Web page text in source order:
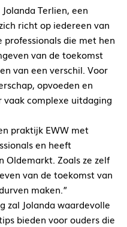
Terlien, een
richt op iedereen van
professionals die met hen
van de toekomst
van een verschil. Voor
opvoeden en
complexe uitdaging
praktijk EWW met
en heeft
Oldemarkt. Zoals ze zelf
van de toekomst van
maken.”
zal Jolanda waardevolle
bieden voor ouders die